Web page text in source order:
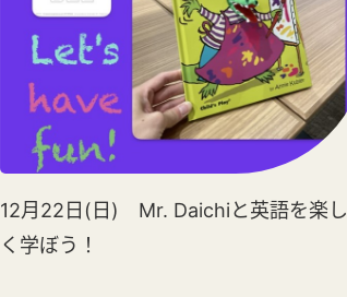
12月22日(日) Mr. Daichiと英語を楽し
く学ぼう！